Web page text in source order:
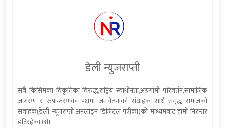
डेली न्युजराप्ती
सबै किसिमका विकृतिका विरुद्ध,राष्ट्रिय स्वाधीनता,अग्रगामी परिवर्तन,सामाजिक
जागरण र रुपान्तरणका पक्षमा जनचेतनाको संवाहक साथै समृद्ध समाजको
संवाहक(डेली न्यूजराप्ती अनलाइन डिजिटल पत्रीका)को माध्यमबाट हामी निरन्तर
डटिरहेका छौं।